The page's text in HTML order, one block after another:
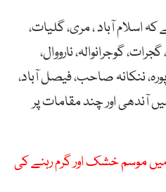
اسلام آباد ، مری، گلیات،
گوجرانوالہ، نارووال،
ننکانہ صاحب، فیصل آباد،
آندھی اور چند مقامات پر
موسم خشک اور گرم رہنے کی